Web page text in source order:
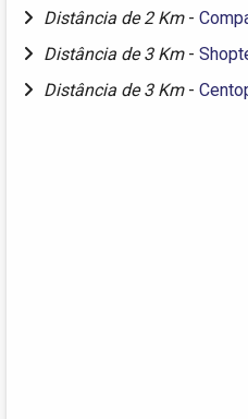
Distância de 2 Km -
Distância de 3 Km -
Distância de 3 Km -